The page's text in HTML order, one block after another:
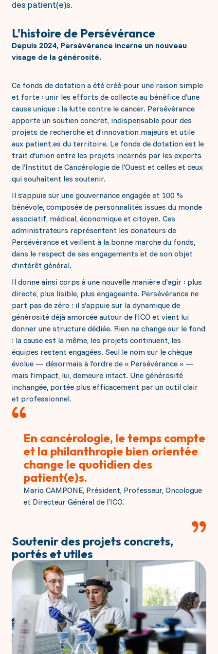
des patient(e)s.
L'histoire de Persévérance
Depuis 2024, Persévérance incarne un nouveau
visage de la générosité.
Ce fonds de dotation a été créé pour une raison simple
et forte : unir les efforts de collecte au bénéfice d’une
cause unique : la lutte contre le cancer. Persévérance
apporte un soutien concret, indispensable pour des
projets de recherche et d’innovation majeurs et utile
aux patient.es du territoire. Le fonds de dotation est le
trait d’union entre les projets incarnés par les experts
de l’Institut de Cancérologie de l'Ouest et celles et ceux
qui souhaitent les soutenir.
Il s’appuie sur une gouvernance engagée et 100 %
bénévole, composée de personnalités issues du monde
associatif, médical, économique et citoyen. Ces
administrateurs représentent les donateurs de
Persévérance et veillent à la bonne marche du fonds,
dans le respect de ses engagements et de son objet
d’intérêt général.
Il donne ainsi corps à une nouvelle manière d’agir : plus
directe, plus lisible, plus engageante. Persévérance ne
part pas de zéro : il s’appuie sur la dynamique de
générosité déjà amorcée autour de l’ICO et vient lui
donner une structure dédiée. Rien ne change sur le fond
: la cause est la même, les projets continuent, les
équipes restent engagées. Seul le nom sur le chèque
évolue — désormais à l’ordre de « Persévérance » —
mais l’impact, lui, demeure intact. Une générosité
inchangée, portée plus efficacement par un outil clair
et professionnel.
En cancérologie, le temps compte
et la philanthropie bien orientée
change le quotidien des
patient(e)s.
Mario CAMPONE, Président, Professeur, Oncologue
et Directeur Général de l’ICO.
Soutenir des projets concrets,
portés et utiles